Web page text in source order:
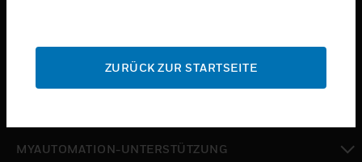
toggle view
toggle view
MYAUTOMATION-UNTERSTÜTZUNG
ZURÜCK ZUR STARTSEITE